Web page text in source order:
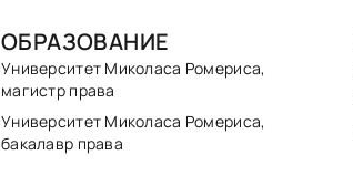
ОБРАЗОВАНИЕ
Университет Миколаса Ромериса,
магистр права
Университет Миколаса Ромериса,
бакалавр права